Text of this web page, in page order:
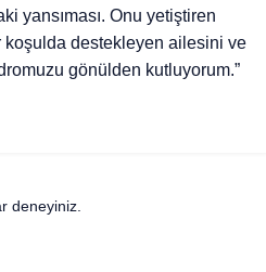
yansıması. Onu yetiştiren
koşulda destekleyen ailesini ve
gönülden kutluyorum.”
deneyiniz.